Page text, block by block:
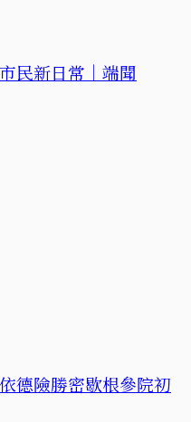
民新日常｜端聞
德險勝密歇根參院初